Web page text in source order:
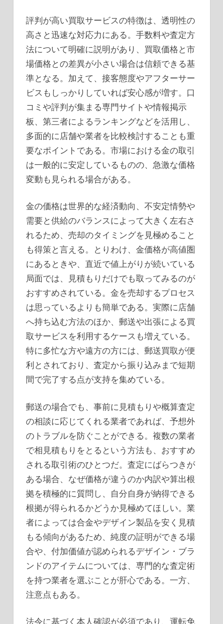
評判が高い買取サービスの特徴は、透明性の
高さと迅速な対応力にある。手数料や査定方
法について明確に説明があり、買取価格と市
場価格との差異が小さい場合は信頼できる基
準となる。加えて、接客態度やアフターサー
ビスもしっかりしていれば安心感が増す。口
コミや評判が集まる専門サイトや情報掲示
板、第三者によるランキングなどを活用し、
多面的に店舗や業者を比較検討することも重
要なポイントである。市場における金の取引
は一般的に安定しているものの、急激な価格
変動も見られる場合がある。
金の価格は世界的な経済動向、不安定情勢や
需要と供給のバランスによって大きく左右さ
れるため、売却のタイミングを見極めること
も得策と言える。とりわけ、金価格が高値圏
にあるときや、直近で値上がりが続いている
局面では、見積もりだけでも取ってみるのが
おすすめされている。金を売却するプロセス
は思っているよりも簡単である。実際に店舗
へ持ち込む方法のほか、郵送や出張による買
取サービスを利用するケースも増えている。
特に多忙な方や遠方の方には、郵送買取が便
利とされており、査定から振り込みまで短期
間で完了する点が支持を集めている。
郵送の場合でも、事前に見積もりや概算査定
の相談に応じてくれる業者であれば、予想外
のトラブルを防ぐことができる。複数の業者
で相見積もりをとるという方法も、おすすめ
される取引術のひとつだ。査定にばらつきが
ある場合、なぜ価格が違うのか内訳や算出根
拠を積極的に質問し、自分自身が納得できる
根拠が得られるかどうか見極めてほしい。業
者によっては合金やデザイン製品を安く見積
もる傾向があるため、純度の証明ができる場
合や、付加価値が認められるデザイン・ブラ
ンドのアイテムについては、専門的な査定術
を持つ業者を選ぶことが肝心である。一方、
注意点もある。
法令に基づく本人確認が必須であり、運転免